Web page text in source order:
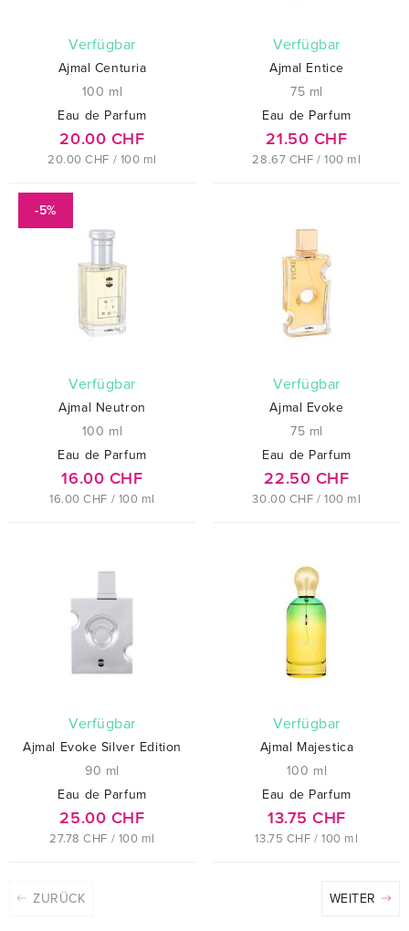
verfügbar
Ajmal Centuria
100 ml
Eau de Parfum
20.00 CHF
20.00 CHF / 100 ml
verfügbar
Ajmal Entice
75 ml
Eau de Parfum
21.50 CHF
28.67 CHF / 100 ml
-5%
verfügbar
Ajmal Neutron
100 ml
Eau de Parfum
16.00 CHF
16.00 CHF / 100 ml
verfügbar
Ajmal Evoke
75 ml
Eau de Parfum
22.50 CHF
30.00 CHF / 100 ml
verfügbar
Ajmal Evoke Silver Edition
90 ml
Eau de Parfum
25.00 CHF
27.78 CHF / 100 ml
verfügbar
Ajmal Majestica
100 ml
Eau de Parfum
13.75 CHF
13.75 CHF / 100 ml
ZURÜCK WEITER